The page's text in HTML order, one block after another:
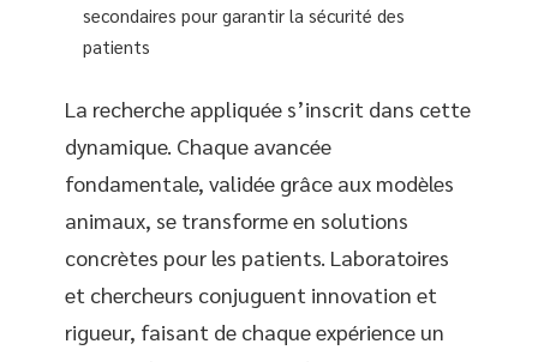
secondaires pour garantir la sécurité des
patients
La recherche appliquée s’inscrit dans cette
dynamique. Chaque avancée
fondamentale, validée grâce aux modèles
animaux, se transforme en solutions
concrètes pour les patients. Laboratoires
et chercheurs conjuguent innovation et
rigueur, faisant de chaque expérience un